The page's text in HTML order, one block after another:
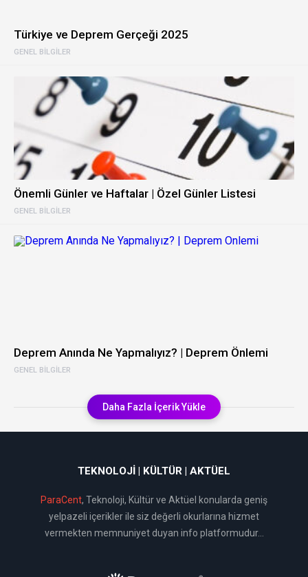
GENEL BILGILER
Türkiye ve Deprem Gerçeği 2025
GENEL BILGILER
Önemli Günler ve Haftalar | Özel Günler Listesi
GENEL BILGILER
Deprem Anında Ne Yapmalıyız? | Deprem Önlemi
Daha Fazla İçerik Yükle
TEKNOLOJI | KÜLTÜR | AKTÜEL
ParaCent, Teknoloji, Kültür ve Aktüel konularda geniş
yelpazeli içerikler ile siz değerli okurlarına hizmet
vermekten memnuniyet duyan info platformudur...